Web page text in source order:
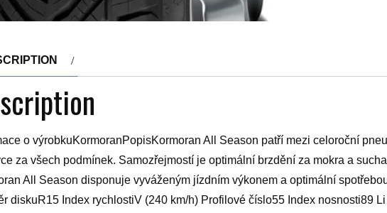
o výrobkuKormoranPopisKormoran All Season patří mezi celoroční
za všech podmínek. Samozřejmostí je optimální brzdění za mokra a
All Season disponuje vyváženým jízdním výkonem a optimální
diskuR15 Index rychlostiV (240 km/h) Profilové číslo55 Index nosnosti89